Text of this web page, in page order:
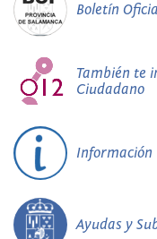
Boletín
También te
Ciudadano
Información
Ayudas y